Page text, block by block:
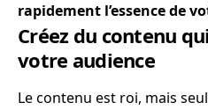
rapidement l’essence de
Créez du contenu
votre audience
Le contenu est roi, mais